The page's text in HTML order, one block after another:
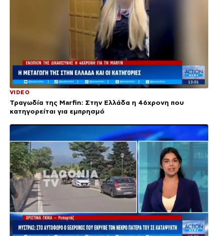
VIDEO
Τραγωδία της Marfin: Στην Ελλάδα η 46χρονη που
κατηγορείται για εμπρησμό